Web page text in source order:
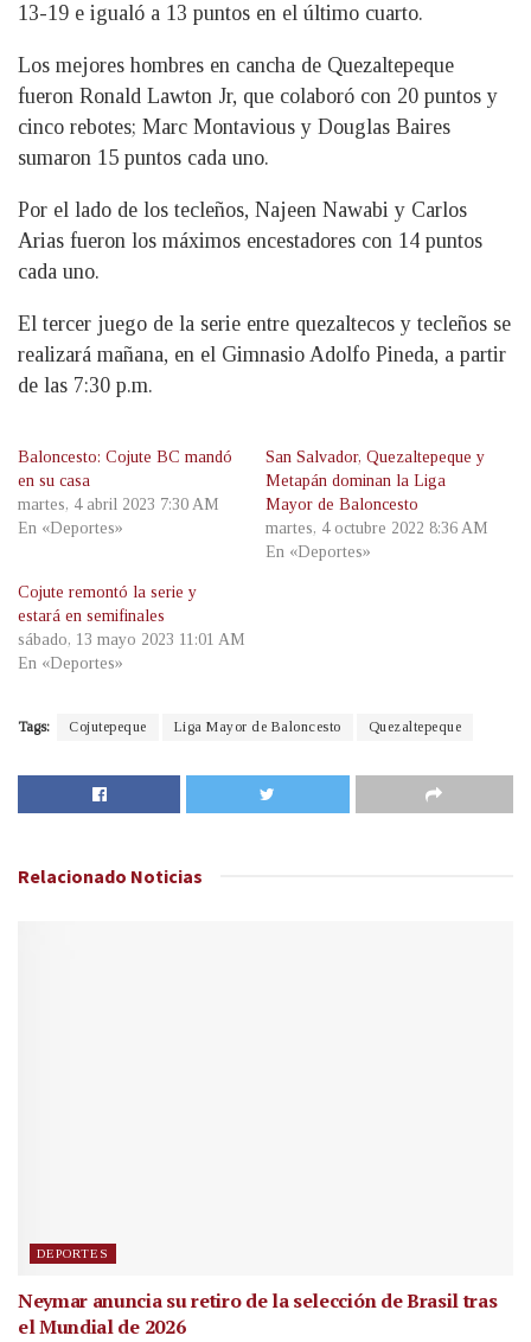
13-19 e igualó a 13 puntos en el último cuarto.
Los mejores hombres en cancha de Quezaltepeque
fueron Ronald Lawton Jr, que colaboró con 20 puntos y
cinco rebotes; Marc Montavious y Douglas Baires
sumaron 15 puntos cada uno.
Por el lado de los tecleños, Najeen Nawabi y Carlos
Arias fueron los máximos encestadores con 14 puntos
cada uno.
El tercer juego de la serie entre quezaltecos y tecleños se
realizará mañana, en el Gimnasio Adolfo Pineda, a partir
de las 7:30 p.m.
Baloncesto: Cojute BC mandó
en su casa
martes, 4 abril 2023 7:30 AM
En «Deportes»
San Salvador, Quezaltepeque y
Metapán dominan la Liga
Mayor de Baloncesto
martes, 4 octubre 2022 8:36 AM
En «Deportes»
Cojute remontó la serie y
estará en semifinales
sábado, 13 mayo 2023 11:01 AM
En «Deportes»
Tags: Cojutepeque Liga Mayor de Baloncesto Quezaltepeque
Relacionado Noticias
DEPORTES
Neymar anuncia su retiro de la selección de Brasil tras
el Mundial de 2026